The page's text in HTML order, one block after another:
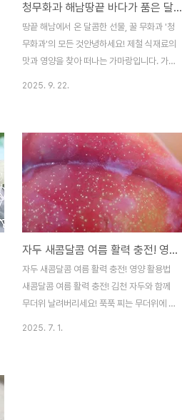
그대로 키운 유자는 껍질이 두껍고 향이 진하
며, 한 입 베어 물면 상큼함과 건강함이 함께
전해집니다. 올해의 잘 익은 남해 유기농 유
자는 11월 15일..
청무화과 해남땅끝 바다가 품은 달콤한 무화과 이야기
땅끝 해남에서 온 달콤한 선물, 꿀 무화과 '청
무화과'의 모든 것안녕하세요! 제철 식재료의
맛과 영양을 찾아 떠나는 가마랑입니다. 가을
다. 오늘 은해남 청무화과만이 가진 특별한
매력적이고 달콤한 과일이야기입니다. 겉은
초록색? 속은 빨알간 해남 청무화과, 그 특별
함에 대하여일반적인 무화과는 붉은빛을 띠
며 익어가는 반면, 청무화과는 익어도 겉모습
이 푸른빛을 그대로 유지합니다. 하지만 겉모
습만 보고 덜 익었다고 생각하면 큰 오산입니
다. 속은 이미 꽉 찬 달콤함과 쫀득한 식감으
로 가득 차 있죠. 이처럼 겉과 속이 다른 반전
매력 때문에..
2025. 9. 22.
자두 새콤달콤 여름 활력 충전! 영양 활용법
자두 새콤달콤 여름 활력 충전! 영양 활용법
새콤달콤 여름 활력 충전! 김천 자두와 함께
무더위 날려버리세요! 푹푹 찌는 무더위에 지
2025. 7. 1.